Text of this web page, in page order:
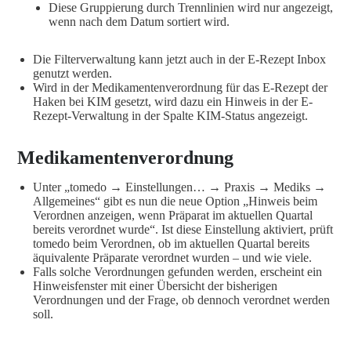
Diese Gruppierung durch Trennlinien wird nur angezeigt,
wenn nach dem Datum sortiert wird.
Die Filterverwaltung kann jetzt auch in der E-Rezept Inbox
genutzt werden.
Wird in der Medikamentenverordnung für das E-Rezept der
Haken bei KIM gesetzt, wird dazu ein Hinweis in der E-
Rezept-Verwaltung in der Spalte KIM-Status angezeigt.
Medikamentenverordnung
Unter „tomedo → Einstellungen… → Praxis → Mediks →
Allgemeines“ gibt es nun die neue Option „Hinweis beim
Verordnen anzeigen, wenn Präparat im aktuellen Quartal
bereits verordnet wurde“. Ist diese Einstellung aktiviert, prüft
tomedo beim Verordnen, ob im aktuellen Quartal bereits
äquivalente Präparate verordnet wurden – und wie viele.
Falls solche Verordnungen gefunden werden, erscheint ein
Hinweisfenster mit einer Übersicht der bisherigen
Verordnungen und der Frage, ob dennoch verordnet werden
soll.